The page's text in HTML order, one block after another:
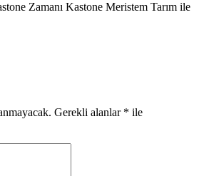
Zamanı Kastone Meristem Tarım ile
Gerekli alanlar * ile